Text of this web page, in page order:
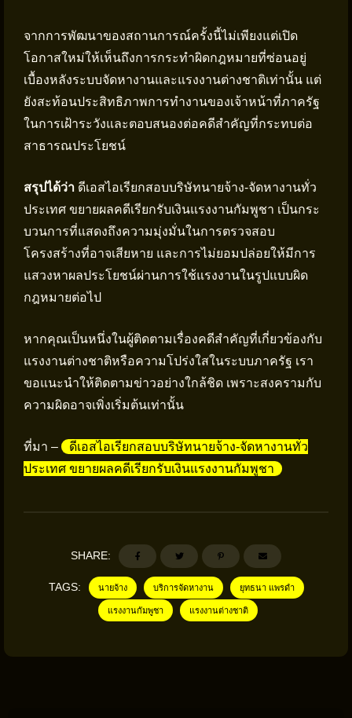
จากการพัฒนาของสถานการณ์ครั้งนี้ไม่เพียงแต่เปิด
โอกาสใหม่ให้เห็นถึงการกระทำผิดกฎหมายที่ซ่อนอยู่
เบื้องหลังระบบจัดหางานและแรงงานต่างชาติเท่านั้น แต่
ยังสะท้อนประสิทธิภาพการทำงานของเจ้าหน้าที่ภาครัฐ
ในการเฝ้าระวังและตอบสนองต่อคดีสำคัญที่กระทบต่อ
สาธารณประโยชน์
สรุปได้ว่า ดีเอสไอเรียกสอบบริษัทนายจ้าง-จัดหางานทั่ว
ประเทศ ขยายผลคดีเรียกรับเงินแรงงานกัมพูชา เป็นกระ
บวนการที่แสดงถึงความมุ่งมั่นในการตรวจสอบ
โครงสร้างที่อาจเสียหาย และการไม่ยอมปล่อยให้มีการ
แสวงหาผลประโยชน์ผ่านการใช้แรงงานในรูปแบบผิด
กฎหมายต่อไป
หากคุณเป็นหนึ่งในผู้ติดตามเรื่องคดีสำคัญที่เกี่ยวข้องกับ
แรงงานต่างชาติหรือความโปร่งใสในระบบภาครัฐ เรา
ขอแนะนำให้ติดตามข่าวอย่างใกล้ชิด เพราะสงครามกับ
ความผิดอาจเพิ่งเริ่มต้นเท่านั้น
ที่มา –
ดีเอสไอเรียกสอบบริษัทนายจ้าง-จัดหางานทั่ว
ประเทศ ขยายผลคดีเรียกรับเงินแรงงานกัมพูชา
SHARE:
TAGS: นายจ้าง บริการจัดหางาน ยุทธนา แพรดำ
แรงงานกัมพูชา แรงงานต่างชาติ